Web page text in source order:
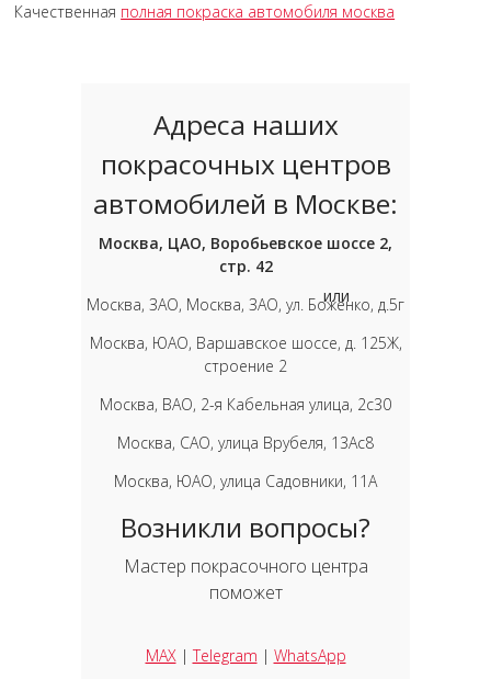
Качественная полная покраска автомобиля москва
Адреса наших
покрасочных центров
автомобилей в Москве:
Москва, ЦАО, Воробьевское шоссе 2,
стр. 42
Москва, ЗАО, Москва, ЗАО, ул. Боженко, д.5г
Москва, ЮАО, Варшавское шоссе, д. 125Ж,
строение 2
Москва, ВАО, 2-я Кабельная улица, 2с30
Москва, САО, улица Врубеля, 13Ас8
Москва, ЮАО, улица Садовники, 11А
Возникли вопросы?
Мастер покрасочного центра
поможет
MAX|Telegram | WhatsApp
или